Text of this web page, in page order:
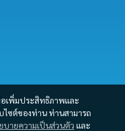
อเพิ่มประสิทธิภาพและ
ไซต์ของท่าน ท่านสามารถ
บายความเป็นส่วนตัว และ